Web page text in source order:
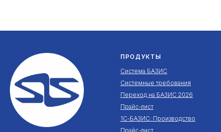
ПРОДУКТЫ
Система БАЗИС
Системные требования
Переход на БАЗИС 2026
Прайс-лист
1С-БАЗИС: Производство
Прайс-лист